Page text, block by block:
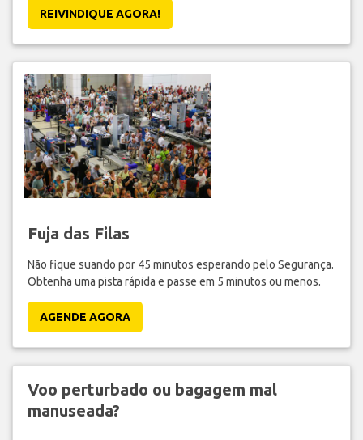
REIVINDIQUE AGORA!
Fuja das Filas
Não fique suando por 45 minutos esperando pelo Segurança.
Obtenha uma pista rápida e passe em 5 minutos ou menos.
AGENDE AGORA
Voo perturbado ou bagagem mal
manuseada?